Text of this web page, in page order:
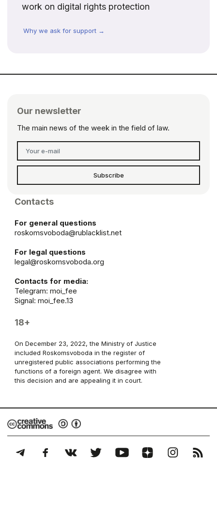
work on digital rights protection
Why we ask for support →
Our newsletter
The main news of the week in the field of law.
Subscribe
Contacts
For general questions
roskomsvoboda@rublacklist.net
For legal questions
legal@roskomsvoboda.org
Contacts for media:
Telegram: moi_fee
Signal: moi_fee.13
18+
On December 23, 2022, the Ministry of Justice
included Roskomsvoboda in the register of
unregistered public associations performing the
functions of a foreign agent. We disagree with
this decision and are appealing it in court.